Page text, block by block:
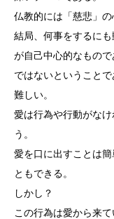
仏教的には「慈悲」
結局、何事をするに
が自己中心的なもの
ではないということで
難しい。
愛は行為や行動がな
う。
愛を口に出すことは
ともできる。
しかし？
この行為は愛から来て